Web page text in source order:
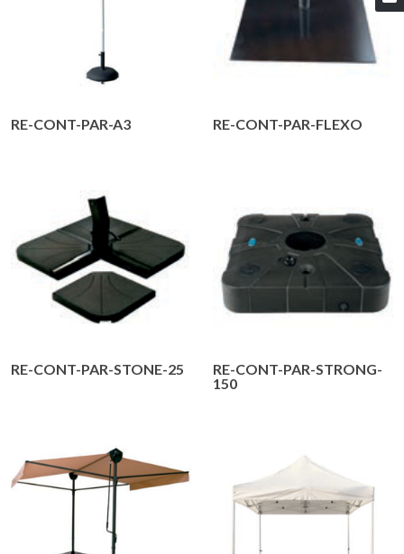
RE-CONT-PAR-A3 RE-CONT-PAR-FLEXO
RE-CONT-PAR-STONE-25
RE-CONT-PAR-STRONG-
150